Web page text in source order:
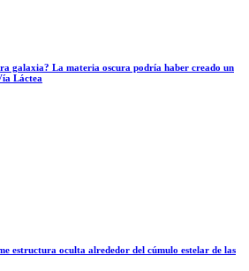
galaxia? La materia oscura podría haber creado un
Láctea
estructura oculta alrededor del cúmulo estelar de las